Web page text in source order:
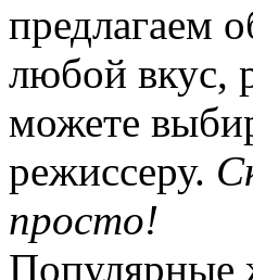
предлагаем
любой вкус,
можете
режиссеру.
просто!
Популярные